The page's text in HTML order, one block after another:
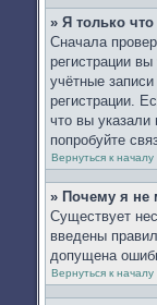
» Я только
Сначала
регистрации
учётные
регистрации.
что вы
попробуйте
Вернуться к началу
» Почему я не
Существует
введены
допущена
Вернуться к началу